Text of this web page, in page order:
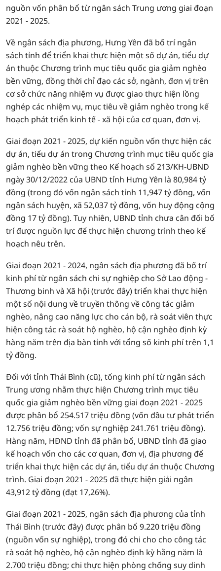
nguồn vốn phân bổ từ ngân sách Trung ương giai đoạn
2021 - 2025.
Về ngân sách địa phương, Hưng Yên đã bố trí ngân
sách tỉnh để triển khai thực hiện một số dự án, tiểu dự
án thuộc Chương trình mục tiêu quốc gia giảm nghèo
bền vững, đồng thời chỉ đạo các sở, ngành, đơn vị trên
cơ sở chức năng nhiệm vụ được giao thực hiện lồng
nghép các nhiệm vụ, mục tiêu về giảm nghèo trong kế
hoạch phát triển kinh tế - xã hội của cơ quan, đơn vị.
Giai đoạn 2021 - 2025, dự kiến nguồn vốn thực hiện các
dự án, tiểu dự án trong Chương trình mục tiêu quốc gia
giảm nghèo bền vững theo Kế hoạch số 213/KH-UBND
ngày 30/12/2022 của UBND tỉnh Hưng Yên là 80,984 tỷ
đồng (trong đó vốn ngân sách tỉnh 11,947 tỷ đồng, vốn
ngân sách huyện, xã 52,037 tỷ đồng, vốn huy động cộng
đồng 17 tỷ đồng). Tuy nhiên, UBND tỉnh chưa cân đối bố
trí được nguồn lực để thực hiện chương trình theo kế
hoạch nêu trên.
Giai đoạn 2021 - 2024, ngân sách địa phương đã bố trí
kinh phí từ ngân sách chi sự nghiệp cho Sở Lao động -
Thương binh và Xã hội (trước đây) triển khai thực hiện
một số nội dung về truyền thông về công tác giảm
nghèo, nâng cao năng lực cho cán bộ, rà soát viên thực
hiện công tác rà soát hộ nghèo, hộ cận nghèo định kỳ
hàng năm trên địa bàn tỉnh với tổng số kinh phí trên 1,1
tỷ đồng.
Đối với tỉnh Thái Bình (cũ), tổng kinh phí từ ngân sách
Trung ương nhằm thực hiện Chương trình mục tiêu
quốc gia giảm nghèo bền vững giai đoạn 2021 - 2025
được phân bổ 254.517 triệu đồng (vốn đầu tư phát triển
12.756 triệu đồng; vốn sự nghiệp 241.761 triệu đồng).
Hàng năm, HĐND tỉnh đã phân bổ, UBND tỉnh đã giao
kế hoạch vốn cho các cơ quan, đơn vị, địa phương để
triển khai thực hiện các dự án, tiểu dự án thuộc Chương
trình. Giai đoạn 2021 - 2025 đã thực hiện giải ngân
43,912 tỷ đồng (đạt 17,26%).
Giai đoạn 2021 - 2025, ngân sách địa phương của tỉnh
Thái Bình (trước đây) được phân bổ 9.220 triệu đồng
(nguồn vốn sự nghiệp), trong đó chi cho cho công tác
rà soát hộ nghèo, hộ cận nghèo định kỳ hằng năm là
2.700 triệu đồng; chi thực hiện phòng chống suy dinh